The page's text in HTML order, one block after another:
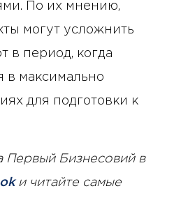
По их мнению,
могут усложнить
в период, когда
в максимально
для подготовки к
Первый Бизнесовий в
и читайте самые